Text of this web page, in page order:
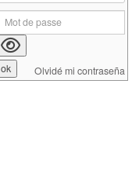
Olvidé mi contraseña